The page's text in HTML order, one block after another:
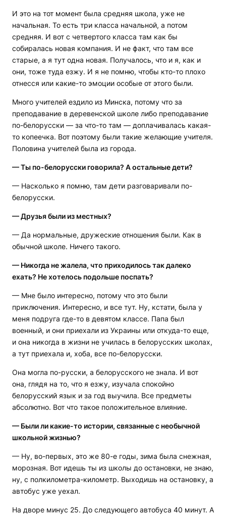
И это на тот момент была средняя школа, уже не
начальная. То есть три класса начальной, а потом
средняя. И вот с четвертого класса там как бы
собиралась новая компания. И не факт, что там все
старые, а я тут одна новая. Получалось, что и я, как и
они, тоже туда езжу. И я не помню, чтобы кто-то плохо
отнесся или какие-то эмоции особые от этого были.
Много учителей ездило из Минска, потому что за
преподавание в деревенской школе либо преподавание
по-белорусски — за что-то там — доплачивалась какая-
то копеечка. Вот поэтому были такие желающие учителя.
Половина учителей была из города.
— Ты по-белорусски говорила? А остальные дети?
— Насколько я помню, там дети разговаривали по-
белорусски.
— Друзья были из местных?
— Да нормальные, дружеские отношения были. Как в
обычной школе. Ничего такого.
— Никогда не жалела, что приходилось так далеко
ехать? Не хотелось подольше поспать?
— Мне было интересно, потому что это были
приключения. Интересно, и все тут. Ну, кстати, была у
меня подруга где-то в девятом классе. Папа был
военный, и они приехали из Украины или откуда-то еще,
и она никогда в жизни не училась в белорусских школах,
а тут приехала и, хоба, все по-белорусски.
Она могла по-русски, а белорусского не знала. И вот
она, глядя на то, что я езжу, изучала спокойно
белорусский язык и за год выучила. Все предметы
абсолютно. Вот что такое положительное влияние.
— Были ли какие-то истории, связанные с необычной
школьной жизнью?
— Ну, во-первых, это же 80-е годы, зима была снежная,
морозная. Вот идешь ты из школы до остановки, не знаю,
ну, с полкилометра-километр. Выходишь на остановку, а
автобус уже уехал.
На дворе минус 25. До следующего автобуса 40 минут. А